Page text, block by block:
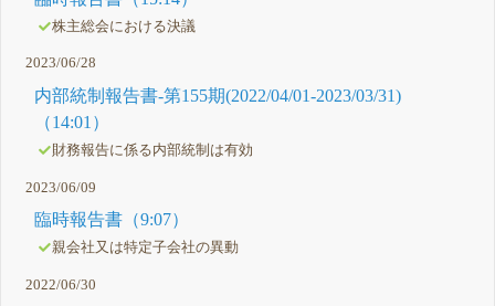
株主総会における決議
2023/06/28
内部統制報告書-第155期(2022/04/01-2023/03/31)
（14:01）
財務報告に係る内部統制は有効
2023/06/09
臨時報告書（9:07）
親会社又は特定子会社の異動
2022/06/30